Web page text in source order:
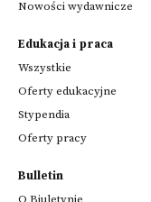
Nowości wydawnicze
Edukacja i praca
Wszystkie
Oferty edukacyjne
Stypendia
Oferty pracy
Bulletin